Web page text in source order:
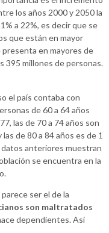
los años 2000 y 2050 la
a 22%, es decir que se
que están en mayor
en mayores de
395 millones de personas.
el país contaba con
de 60 a 64 años
las de 70 a 74 años son
de 80 a 84 años es de 1
datos anteriores muestran
se encuentra en la
ser el de la
son maltratados
dependientes. Así